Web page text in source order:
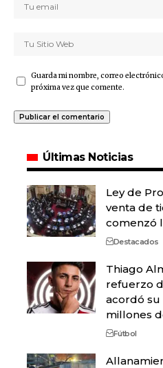
Guarda mi nombre, correo
próxima vez que comente.
Últimas Noticias
Ley de
venta de
comenzó
Destacados
Thiago
refuerzo
acordó
millones
Fútbol